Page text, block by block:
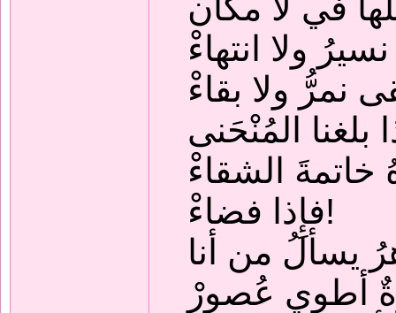
في لا مكان
ولا انتهاءْ
نمرُّ ولا بقاءْ
بلغنا المُنْحَنى
خاتمةَ الشقاءْ
فإِذا فضاءْ!
يسألُ من أنا
أطوي عُصورْ